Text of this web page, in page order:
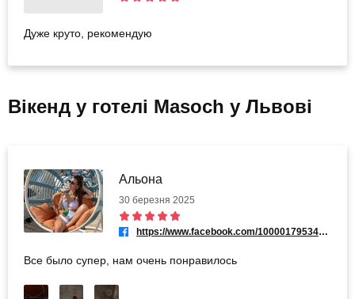
Дуже круто, рекомендую
Вікенд у готелі Masoch у Львові
Альона
30 березня 2025
https://www.facebook.com/100001795342888
Все было супер, нам очень понравилось